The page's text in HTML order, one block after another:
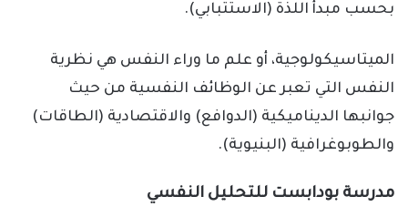
بحسب مبدأ اللذة (الاستتبابي).
الميتاسيكولوجية، أو علم ما وراء النفس هي نظرية
النفس التي تعبر عن الوظائف النفسية من حيث
جوانبها الديناميكية (الدوافع) والاقتصادية (الطاقات)
والطوبوغرافية (البنيوية).
مدرسة بودابست للتحليل النفسي